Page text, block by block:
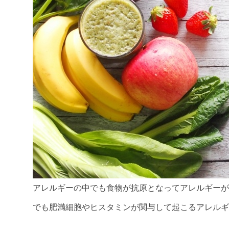
アレルギーの中でも食物が抗原となってアレルギー
でも肥満細胞やヒスタミンが関与して起こるアレル